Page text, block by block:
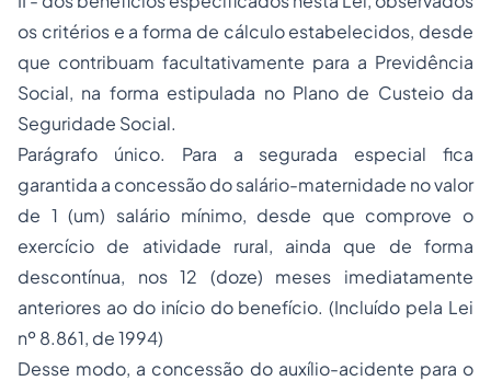
os critérios e a forma de cálculo estabelecidos, desde
que contribuam facultativamente para a Previdência
Social, na forma estipulada no Plano de Custeio da
Seguridade Social.
Parágrafo único. Para a segurada especial fica
garantida a concessão do salário-maternidade no valor
de 1 (um) salário mínimo, desde que comprove o
exercício de atividade rural, ainda que de forma
descontínua, nos 12 (doze) meses imediatamente
anteriores ao do início do benefício.(Incluído pela Lei
nº 8.861, de 1994)
Desse modo, a concessão do auxílio-acidente para o